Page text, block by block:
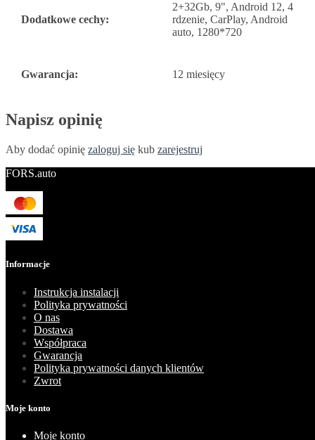
Dodatkowe cechy:
2+32Gb, 9", Android 12, 4
rdzenie, CarPlay, Android
auto, 1280*720
Gwarancja: 12 miesięcy
Napisz opinię
Aby dodać opinię zaloguj się kub zarejestruj
FORS.auto
Informacje
Instrukcja instalacji
Polityka prywatności
O nas
Dostawa
Współpraca
Gwarancja
Polityka prywatności danych klientów
Zwrot
Moje konto
Moje konto